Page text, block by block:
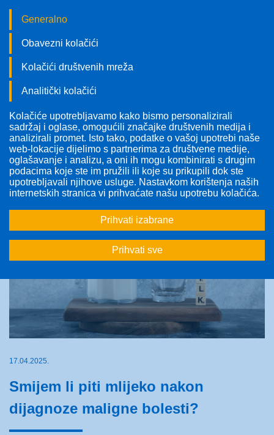
Pratite nas!
17.04.2025.
Smijem li piti mlijeko nakon
dijagnoze maligne bolesti?
Generalno
Obavezni kolačići
Kolačići društvenih mreža
Analitički kolačići
Kolačiće upotrebljavamo kako bismo personalizirali
sadržaj i oglase, omogućili značajke društvenih medija i
analizirali promet. Isto tako, podatke o vašoj upotrebi naše
web-lokacije dijelimo s partnerima za društvene medije,
oglašavanje i analizu, a oni ih mogu kombinirati s drugim
podacima koje ste im pružili ili koje su prikupili dok ste
upotrebljavali njihove usluge. Nastavkom korištenja naših
internetskih stranica vi prihvaćate našu upotrebu kolačića.
Prihvati izabrane
Prihvati sve